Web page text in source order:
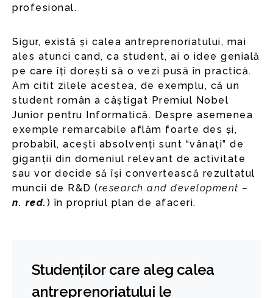
profesional.
Sigur, există și calea antreprenoriatului, mai
ales atunci cand, ca student, ai o idee genială
pe care îți dorești să o vezi pusă în practică.
Am citit zilele acestea, de exemplu, că un
student român a câștigat Premiul Nobel
Junior pentru Informatică. Despre asemenea
exemple remarcabile aflăm foarte des și,
probabil, acești absolvenți sunt “vânați” de
giganții din domeniul relevant de activitate
sau vor decide să își convertească rezultatul
muncii de R&D (research and development –
n. red. ) în propriul plan de afaceri.
Studenților care aleg calea
antreprenoriatului le